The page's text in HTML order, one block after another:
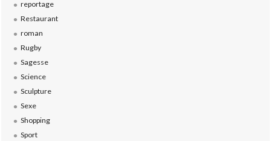
reportage
Restaurant
roman
Rugby
Sagesse
Science
Sculpture
Sexe
Shopping
Sport